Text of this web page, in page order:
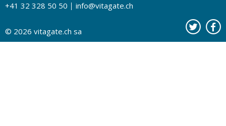
Tests de santé
Drogueries partenaires
Contact
A notre sujet
Publicité sur vitagate.ch
+41 32 328 50 50
info@vitagate.ch
© 2026 vitagate.ch sa